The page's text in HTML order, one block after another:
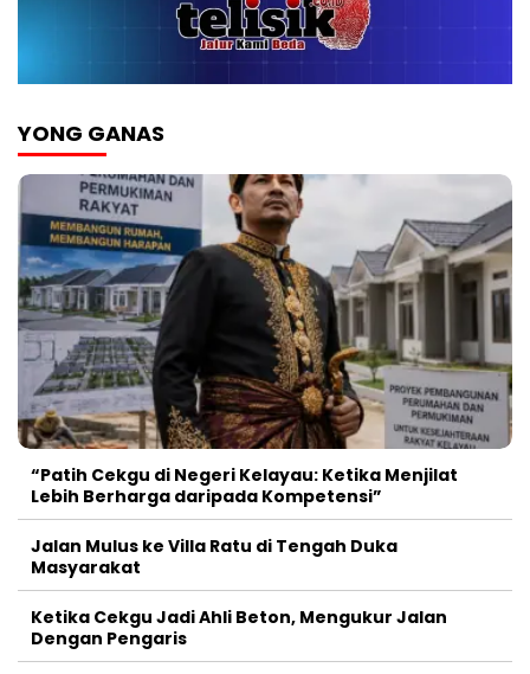
YONG GANAS
“Patih Cekgu di Negeri Kelayau: Ketika Menjilat
Lebih Berharga daripada Kompetensi”
Jalan Mulus ke Villa Ratu di Tengah Duka
Masyarakat
Ketika Cekgu Jadi Ahli Beton, Mengukur Jalan
Dengan Pengaris